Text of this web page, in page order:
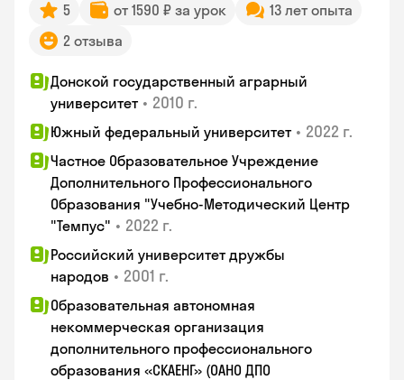
5 от 1590 ₽ за урок
13 лет опыта
2 отзыва
Донской государственный аграрный
университет • 2010 г.
Южный федеральный университет • 2022 г.
Частное Образовательное Учреждение
Дополнительного Профессионального
Образования "Учебно-Методический Центр
"Темпус" • 2022 г.
Российский университет дружбы
народов • 2001 г.
Образовательная автономная
некоммерческая организация
дополнительного профессионального
образования «СКАЕНГ» (ОАНО ДПО